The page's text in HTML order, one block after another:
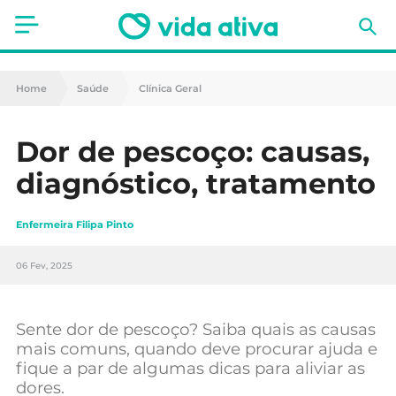
Saúde
Nutrição
Receitas
Animais de Estimação
Home Saúde Clínica Geral
Dor de pescoço: causas,
diagnóstico, tratamento
Enfermeira Filipa Pinto
06 Fev, 2025
Sente dor de pescoço? Saiba quais as causas
mais comuns, quando deve procurar ajuda e
fique a par de algumas dicas para aliviar as
dores.